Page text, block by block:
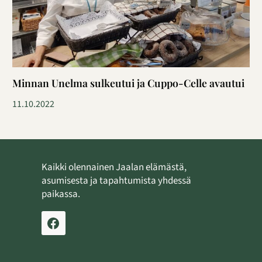
Minnan Unelma sulkeutui ja Cuppo-Celle avautui
11.10.2022
Kaikki olennainen Jaalan elämästä,
asumisesta ja tapahtumista yhdessä
paikassa.